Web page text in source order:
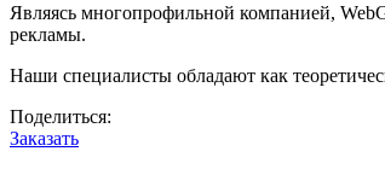
Являясь многопрофильной компанией,
рекламы.
Наши специалисты обладают как
Поделиться:
Заказать